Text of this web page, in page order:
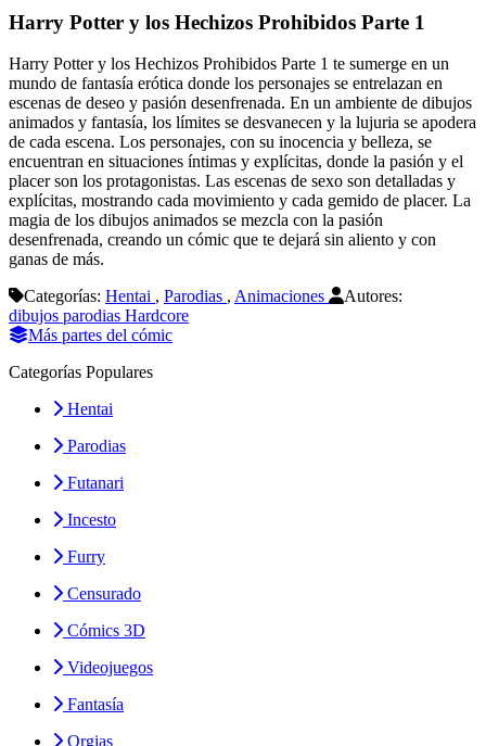
Harry Potter y los Hechizos Prohibidos Parte 1
Harry Potter y los Hechizos Prohibidos Parte 1 te sumerge en un
mundo de fantasía erótica donde los personajes se entrelazan en
escenas de deseo y pasión desenfrenada. En un ambiente de dibujos
animados y fantasía, los límites se desvanecen y la lujuria se apodera
de cada escena. Los personajes, con su inocencia y belleza, se
encuentran en situaciones íntimas y explícitas, donde la pasión y el
placer son los protagonistas. Las escenas de sexo son detalladas y
explícitas, mostrando cada movimiento y cada gemido de placer. La
magia de los dibujos animados se mezcla con la pasión
desenfrenada, creando un cómic que te dejará sin aliento y con
ganas de más.
Categorías: Hentai , Parodias , Animaciones
Autores:
dibujos parodias Hardcore
Más partes del cómic
Categorías Populares
Hentai
Parodias
Futanari
Incesto
Furry
Censurado
Cómics 3D
Videojuegos
Fantasía
Orgias